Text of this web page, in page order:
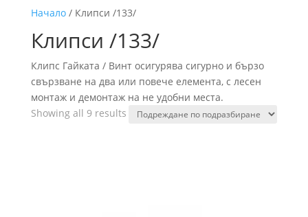
Начало/ Клипси /133/
Клипси /133/
Клипс Гайката / Винт осигурява сигурно и бързо
свързване на два или повече елемента, с лесен
монтаж и демонтаж на не удобни места.
Showing all 9 results